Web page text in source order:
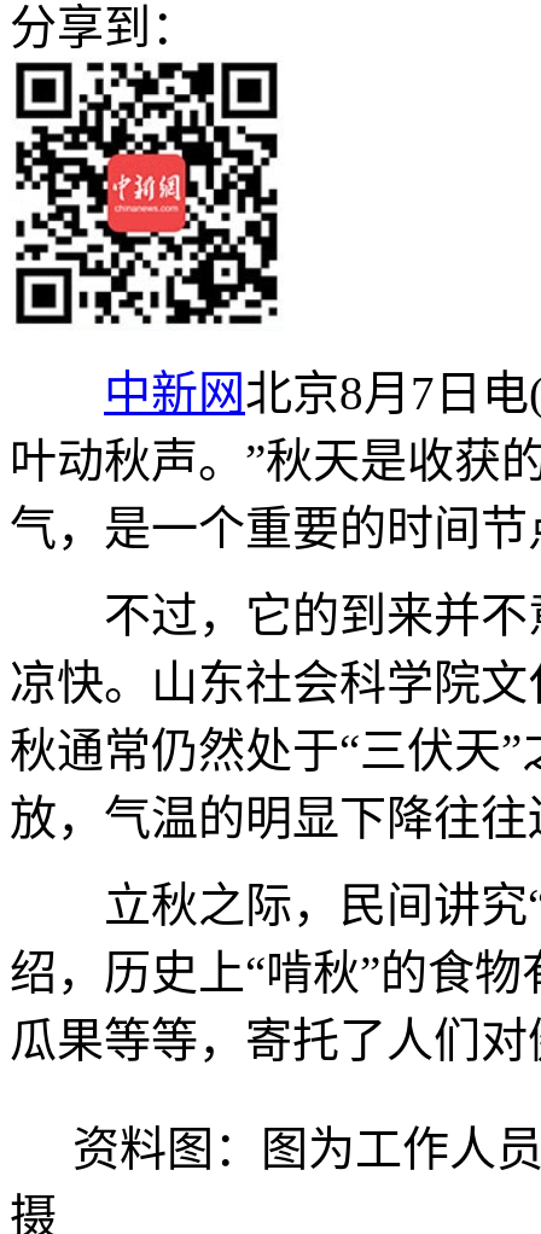
分享到：
中新网北京8月7日
叶动秋声。”秋天是收获
气，是一个重要的时间节
不过，它的到来并不
凉快。山东社会科学院
秋通常仍然处于“三伏天
放，气温的明显下降往
立秋之际，民间讲究“
绍，历史上“啃秋”的食
瓜果等等，寄托了人们
资料图：图为工作人
摄